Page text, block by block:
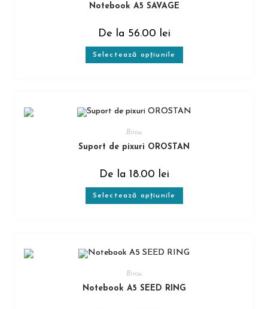
Notebook A5 SAVAGE
De la 56.00 lei
Selectează opțiunile
Birou
Suport de pixuri OROSTAN
De la 18.00 lei
Selectează opțiunile
Birou
Notebook A5 SEED RING